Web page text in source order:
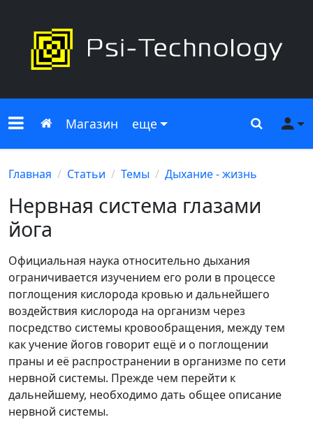
Меню сайта
Главная
Магазин еще Поиск
Главная Статьи Темы Дыхание - жизнь
Нервная система глазами
йога
Официальная наука относительно дыхания
ограничивается изучением его роли в процессе
поглощения кислорода кровью и дальнейшего
воздействия кислорода на организм через
посредство системы кровообращения, между тем
как учение йогов говорит ещё и о поглощении
праны и её распространении в организме по сети
нервной системы. Прежде чем перейти к
дальнейшему, необходимо дать общее описание
нервной системы.